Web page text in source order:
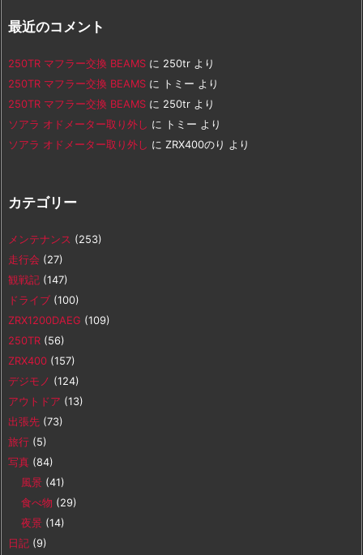
最近のコメント
250TR マフラー交換 BEAMS に 250tr より
250TR マフラー交換 BEAMS に トミー より
250TR マフラー交換 BEAMS に 250tr より
ソアラ オドメーター取り外し に トミー より
ソアラ オドメーター取り外し に ZRX400のり より
カテゴリー
メンテナンス (253)
走行会 (27)
観戦記 (147)
ドライブ (100)
ZRX1200DAEG (109)
250TR (56)
ZRX400 (157)
デジモノ (124)
アウトドア (13)
出張先 (73)
旅行 (5)
写真 (84)
風景 (41)
食べ物 (29)
夜景 (14)
日記 (9)